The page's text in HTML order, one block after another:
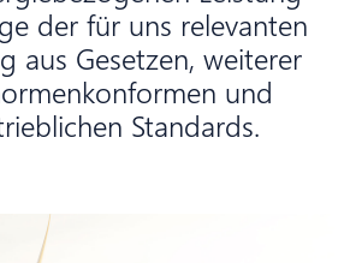
der für uns relevanten
aus Gesetzen, weiterer
und
Standards.